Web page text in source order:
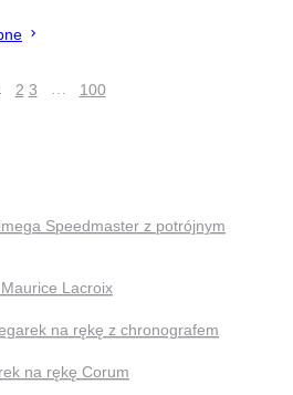
2 3 … 100
Speedmaster z potrójnym
Lacroix
na rękę z chronografem
na rękę Corum